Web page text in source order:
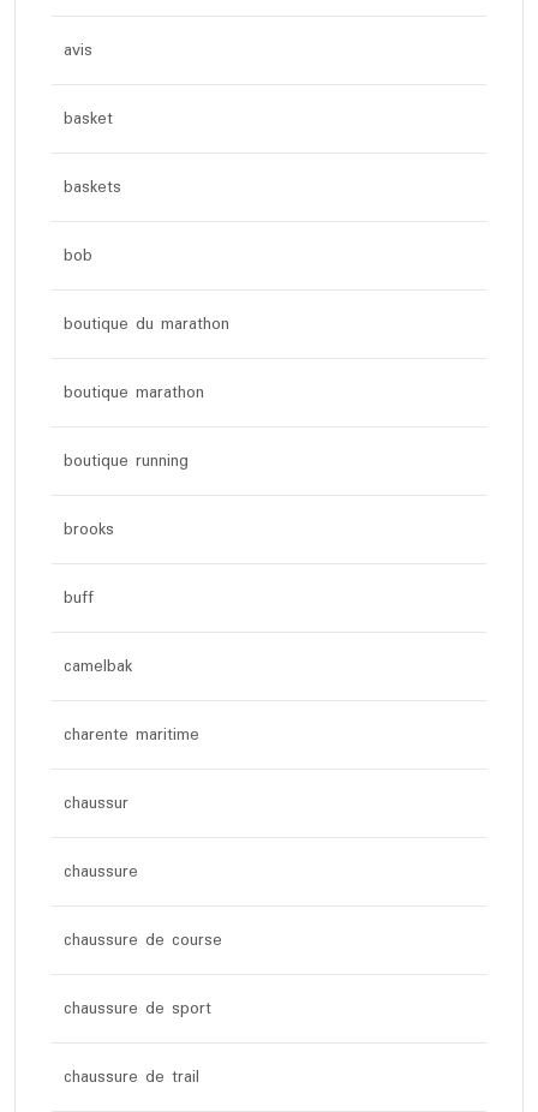
avis
basket
baskets
bob
boutique du marathon
boutique marathon
boutique running
brooks
buff
camelbak
charente maritime
chaussur
chaussure
chaussure de course
chaussure de sport
chaussure de trail